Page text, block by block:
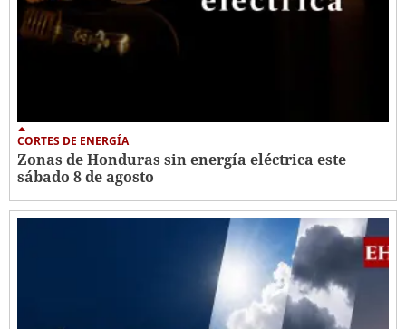
CORTES DE ENERGÍA
Zonas de Honduras sin energía eléctrica este
sábado 8 de agosto